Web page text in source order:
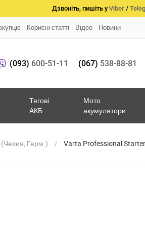
Дзвоніть, пишіть у Viber /
Корисні статті Відео Новини
(093) 600-51-11 (067) 538-88-81
Тягові
АКБ
Мото
акумулятори
Герм.)
Varta Professional